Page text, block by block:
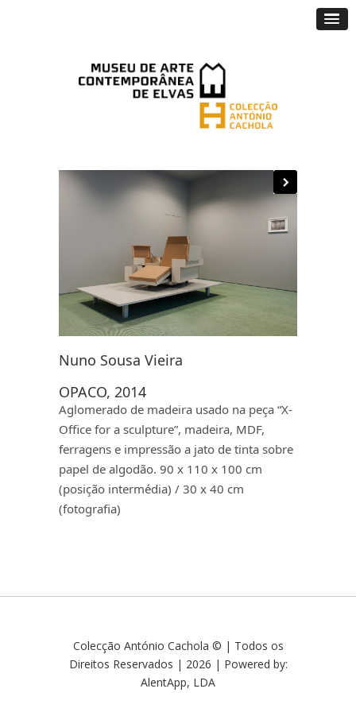
Nuno Sousa Vieira
OPACO, 2014
Aglomerado de madeira usado na peça “X-
Office for a sculpture”, madeira, MDF,
ferragens e impressão a jato de tinta sobre
papel de algodão. 90 x 110 x 100 cm
(posição intermédia) / 30 x 40 cm
(fotografia)
Colecção António Cachola © | Todos os
Direitos Reservados | 2026 | Powered by:
AlentApp, LDA